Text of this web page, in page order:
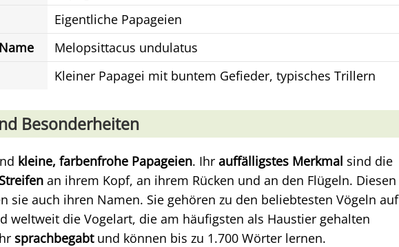
Eigentliche Papageien
Melopsittacus undulatus
Kleiner Papagei mit buntem Gefieder, typisches Trillern
Besonderheiten
kleine, farbenfrohe Papageien. Ihr auffälligstes Merkmal sind die
an ihrem Kopf, an ihrem Rücken und an den Flügeln. Diesen
sie auch ihren Namen. Sie gehören zu den beliebtesten Vögeln auf
weltweit die Vogelart, die am häufigsten als Haustier gehalten
sprachbegabtund können bis zu 1.700 Wörter lernen.